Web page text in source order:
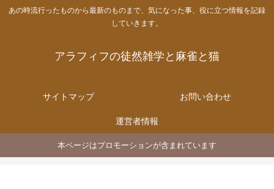
あの時流行ったものから最新のものまで、気になった事、役に立つ情報を記録
していきます。
アラフィフの徒然雑学と麻雀と猫
サイトマップ お問い合わせ
運営者情報
本ページはプロモーションが含まれています